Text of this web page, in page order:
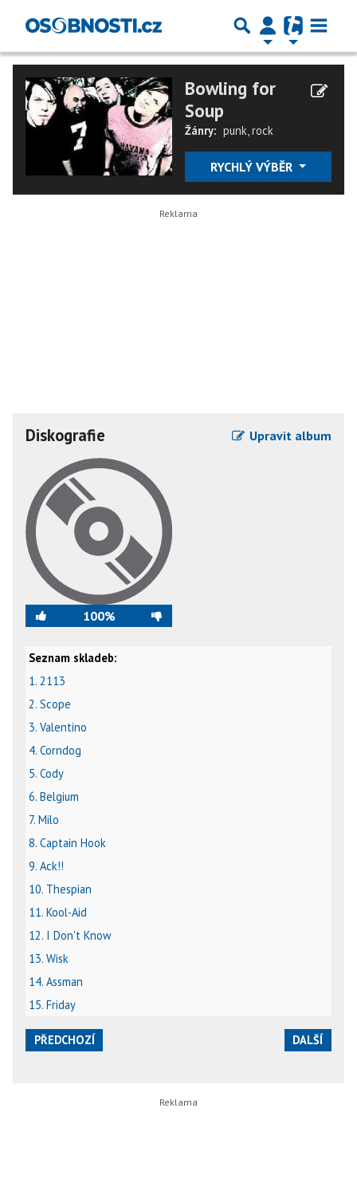
Bowling for
Soup
Žánry: punk,rock
RYCHLÝ VÝBĚR
Diskografie Upravit album
100%
Seznam skladeb:
1. 2113
2. Scope
3. Valentino
4. Corndog
5. Cody
6. Belgium
7. Milo
8. Captain Hook
9. Ack!!
10. Thespian
11. Kool-Aid
12. I Don't Know
13. Wisk
14. Assman
15. Friday
PŘEDCHOZÍ DALŠÍ